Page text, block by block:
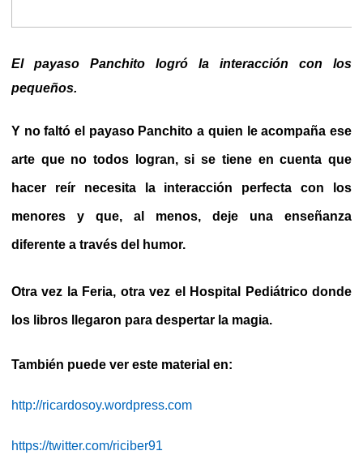
El payaso Panchito logró la interacción con los
pequeños.
Y no faltó el payaso Panchito a quien le acompaña ese
arte que no todos logran, si se tiene en cuenta que
hacer reír necesita la interacción perfecta con los
menores y que, al menos, deje una enseñanza
diferente a través del humor.
Otra vez la Feria, otra vez el Hospital Pediátrico donde
los libros llegaron para despertar la magia.
También puede ver este material en:
http://ricardosoy.wordpress.com
https://twitter.com/riciber91